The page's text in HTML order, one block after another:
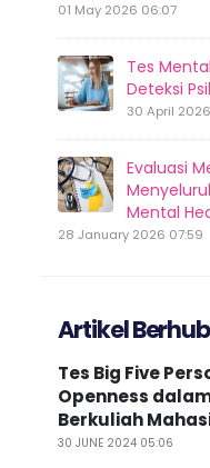
01 May 2026 06:07
Tes
Deteksi
30 April
Evaluasi
Mental
28 January 2026 07:59
Artikel
Tes Big Five
Openness
Berkuliah
30 JUNE 2024 05:06